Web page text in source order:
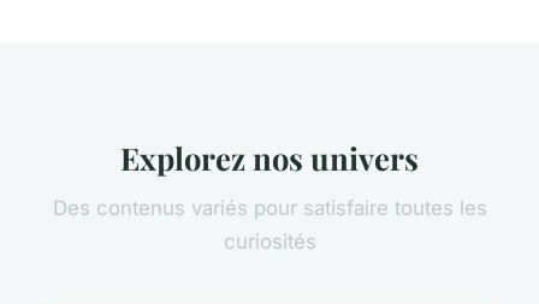
Explorez nos univers
Des contenus variés pour satisfaire toutes les
curiosités